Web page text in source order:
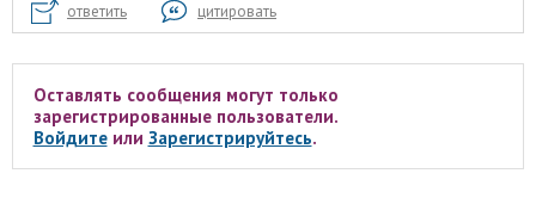
ответить цитировать
Оставлять сообщения могут только
зарегистрированные пользователи.
Войдитеили Зарегистрируйтесь.